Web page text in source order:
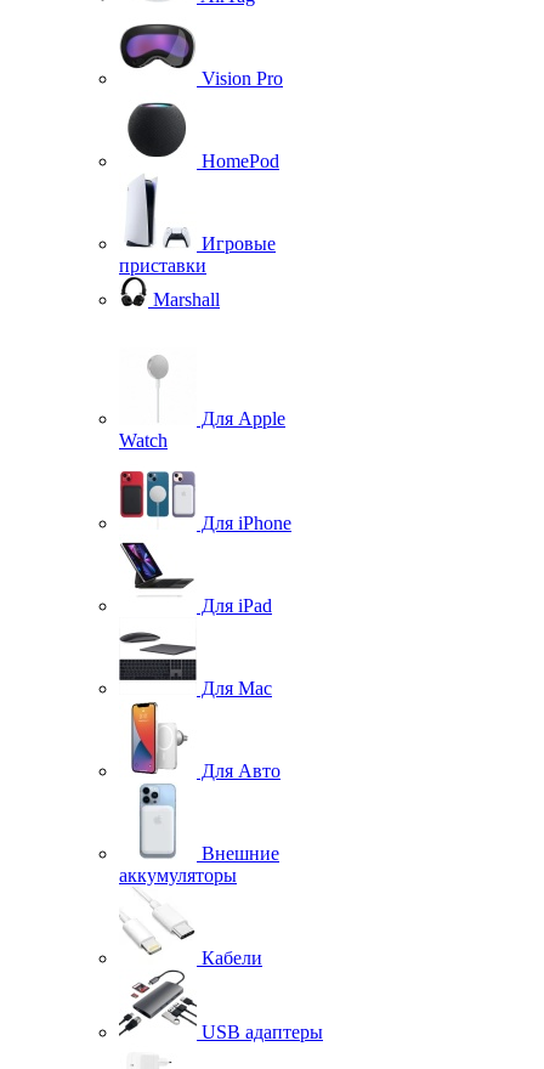
Vision Pro
HomePod
Игровые
приставки
Marshall
Для Apple
Watch
Для iPhone
Для iPad
Для Mac
Для Авто
Внешние
аккумуляторы
Кабели
USB адаптеры